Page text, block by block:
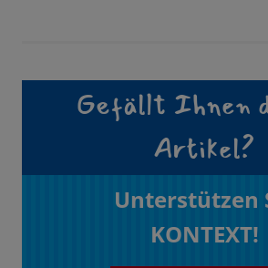
Gefällt Ihnen
Artikel?
Unterstützen
KONTEXT!